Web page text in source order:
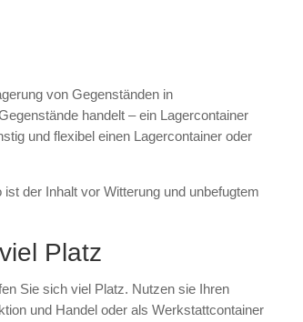
von Gegenständen in
handelt – ein Lagercontainer
und flexibel einen Lagercontainer oder
der Inhalt vor Witterung und unbefugtem
Platz
Sie sich viel Platz. Nutzen sie Ihren
und Handel oder als Werkstattcontainer